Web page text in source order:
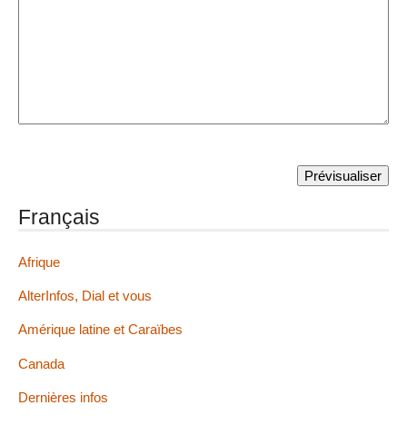
Français
Afrique
AlterInfos, Dial et vous
Amérique latine et Caraïbes
Canada
Dernières infos